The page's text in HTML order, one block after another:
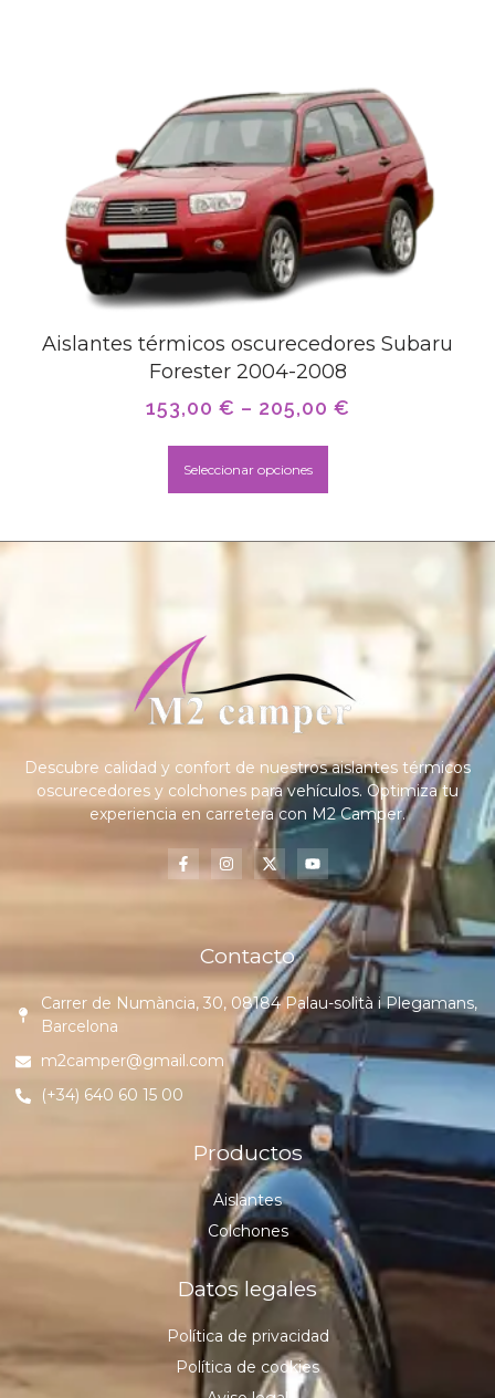
Aislantes térmicos oscurecedores Subaru
Forester 2004-2008
153,00 € – 205,00 €
Seleccionar opciones
Descubre calidad y confort de nuestros aislantes térmicos
oscurecedores y colchones para vehículos. Optimiza tu
experiencia en carretera con M2 Camper.
Contacto
Carrer de Numància, 30, 08184 Palau-solità i Plegamans,
Barcelona
m2camper@gmail.com
(+34) 640 60 15 00
Productos
Aislantes
Colchones
Datos legales
Política de privacidad
Política de cookies